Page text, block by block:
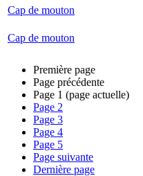
Cap de mouton
Cap de mouton
Première page
Page précédente
Page 1 (page actuelle)
Page 2
Page 3
Page 4
Page 5
Page suivante
Dernière page